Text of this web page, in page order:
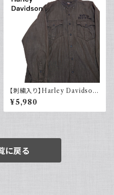
【刺繍入り】Harley Davidson
ハーレーダビッドソン 長袖シャ
ツ 古着 ノーカラー
¥5,980
に戻る